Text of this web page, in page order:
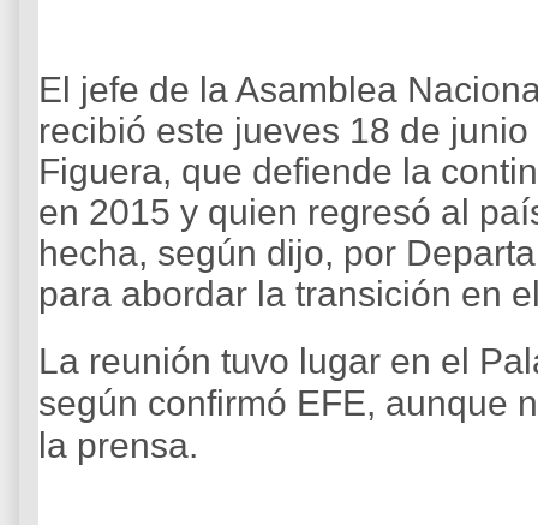
El jefe de la Asamblea
recibió este jueves 18 de
Figuera, que defiende la
en 2015 y quien regresó al
hecha, según dijo, por
para abordar la transición en
La reunión tuvo lugar en el
según confirmó EFE, aunque
la prensa.